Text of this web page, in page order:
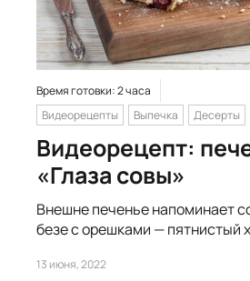
Время готовки: 2 часа
Видеорецепты
Выпечка Десерты
Видеорецепт:
«Глаза совы»
Внешне печенье напоминает
безе с орешками — пятнистый
13 июня, 2022